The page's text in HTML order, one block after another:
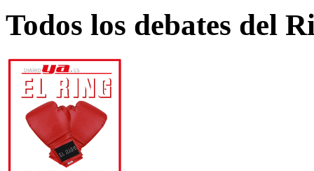
Todos los debates del